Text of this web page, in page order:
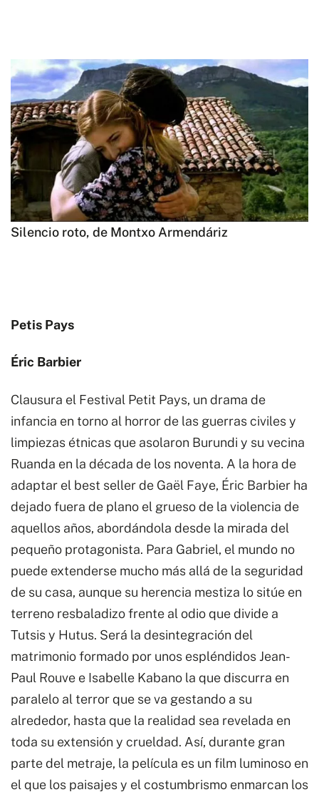
Silencio roto, de Montxo Armendáriz
Petis Pays
Éric Barbier
Clausura el Festival Petit Pays, un drama de
infancia en torno al horror de las guerras civiles y
limpiezas étnicas que asolaron Burundi y su vecina
Ruanda en la década de los noventa. A la hora de
adaptar el best seller de Gaël Faye, Éric Barbier ha
dejado fuera de plano el grueso de la violencia de
aquellos años, abordándola desde la mirada del
pequeño protagonista. Para Gabriel, el mundo no
puede extenderse mucho más allá de la seguridad
de su casa, aunque su herencia mestiza lo sitúe en
terreno resbaladizo frente al odio que divide a
Tutsis y Hutus. Será la desintegración del
matrimonio formado por unos espléndidos Jean-
Paul Rouve e Isabelle Kabano la que discurra en
paralelo al terror que se va gestando a su
alrededor, hasta que la realidad sea revelada en
toda su extensión y crueldad. Así, durante gran
parte del metraje, la película es un film luminoso en
el que los paisajes y el costumbrismo enmarcan los